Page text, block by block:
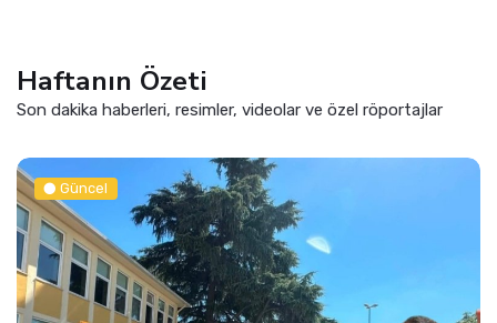
Haftanın Özeti
Son dakika haberleri, resimler, videolar ve özel röportajlar
Güncel